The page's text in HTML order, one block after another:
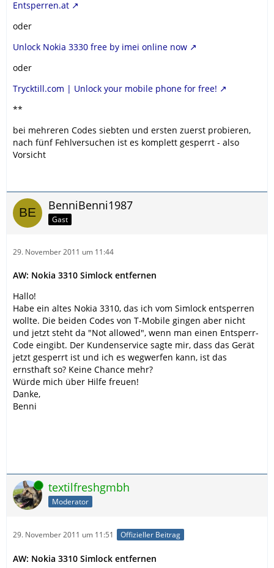
Entsperren.at
oder
Unlock Nokia 3330 free by imei online now
oder
Trycktill.com | Unlock your mobile phone for free!
**
bei mehreren Codes siebten und ersten zuerst probieren,
nach fünf Fehlversuchen ist es komplett gesperrt - also
Vorsicht
BenniBenni1987
Gast
29. November 2011 um 11:44
AW: Nokia 3310 Simlock entfernen
Hallo!
Habe ein altes Nokia 3310, das ich vom Simlock entsperren
wollte. Die beiden Codes von T-Mobile gingen aber nicht
und jetzt steht da "Not allowed", wenn man einen Entsperr-
Code eingibt. Der Kundenservice sagte mir, dass das Gerät
jetzt gesperrt ist und ich es wegwerfen kann, ist das
ernsthaft so? Keine Chance mehr?
Würde mich über Hilfe freuen!
Danke,
Benni
Online textilfreshgmbh
Moderator
29. November 2011 um 11:51 Offizieller Beitrag
AW: Nokia 3310 Simlock entfernen